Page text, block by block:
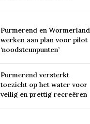
Purmerend en Wormerland
werken aan plan voor pilot
‘noodsteunpunten’
Purmerend versterkt
toezicht op het water voor
veilig en prettig recreëren